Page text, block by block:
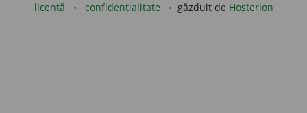
licență confidențialitate găzduit de Hosterion